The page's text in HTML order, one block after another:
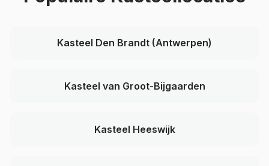
Kasteel Den Brandt (Antwerpen)
Kasteel van Groot-Bijgaarden
Kasteel Heeswijk